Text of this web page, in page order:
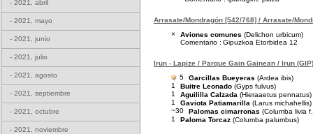
- 2021, abril
- 2021, mayo
- 2021, junio
- 2021, julio
- 2021, agosto
- 2021, septiembre
- 2021, octubre
- 2021, noviembre
Arrasate/Mondragón [542/768] / Arrasate/
×
Aviones comunes (Delichon urbicum)
Comentario : Gipuzkoa Etorbidea 12
Irun - Lapize / Parque Gain Gainean / Irun (GIP)
5
Garcillas Bueyeras (Ardea ibis)
1
Buitre Leonado (Gyps fulvus)
1
Aguililla Calzada (Hieraaetus pennatus)
1
Gaviota Patiamarilla (Larus michahellis)
~30
Palomas cimarronas (Columba livia
1
Paloma Torcaz (Columba palumbus)